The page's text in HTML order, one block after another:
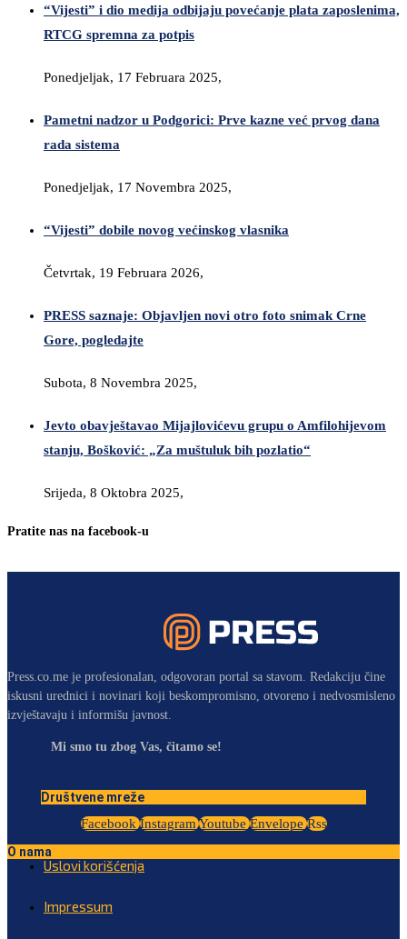
“Vijesti” i dio medija odbijaju povećanje plata zaposlenima,
RTCG spremna za potpis
Ponedjeljak, 17 Februara 2025,
Pametni nadzor u Podgorici: Prve kazne već prvog dana
rada sistema
Ponedjeljak, 17 Novembra 2025,
“Vijesti” dobile novog većinskog vlasnika
Četvrtak, 19 Februara 2026,
PRESS saznaje: Objavljen novi otro foto snimak Crne
Gore, pogledajte
Subota, 8 Novembra 2025,
Jevto obavještavao Mijajlovićevu grupu o Amfilohijevom
stanju, Bošković: „Za muštuluk bih pozlatio“
Srijeda, 8 Oktobra 2025,
Pratite nas na facebook-u
Press.co.me je profesionalan, odgovoran portal sa stavom. Redakciju čine
iskusni urednici i novinari koji beskompromisno, otvoreno i nedvosmisleno
izvještavaju i informišu javnost.
Mi smo tu zbog Vas, čitamo se!
Društvene mreže
Facebook Instagram Youtube Envelope Rss
O nama
Uslovi korišćenja
Impressum